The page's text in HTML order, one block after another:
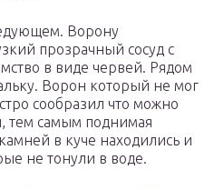
Ворону
прозрачный сосуд с
в виде червей. Рядом
Ворон который не мог
сообразил что можно
тем самым поднимая
в куче находились и
не тонули в воде.